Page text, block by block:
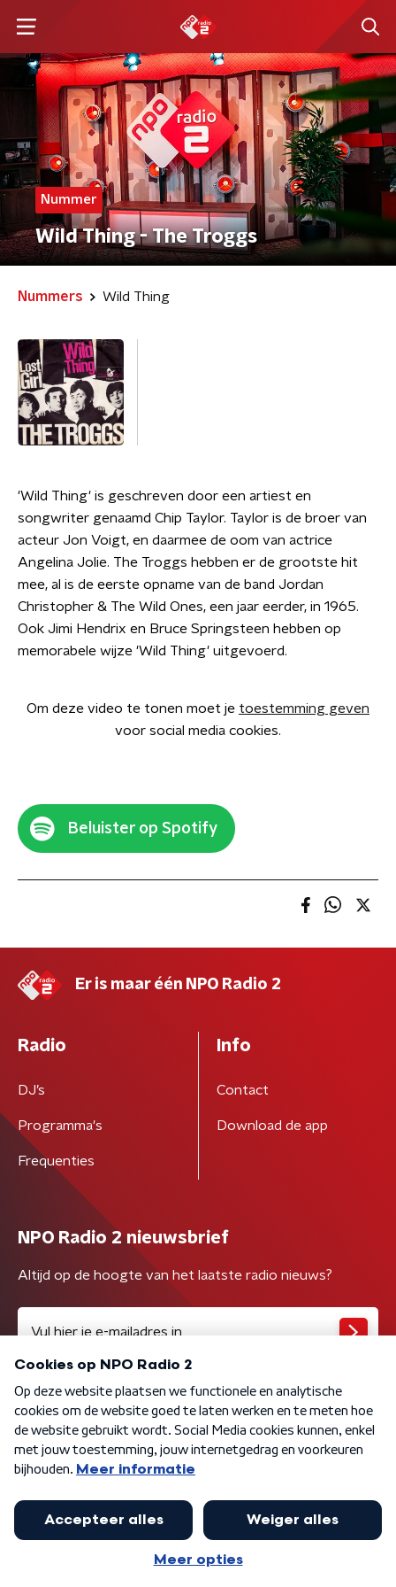
Nummer
Wild Thing - The Troggs
Nummers Wild Thing
'Wild Thing' is geschreven door een artiest en
songwriter genaamd Chip Taylor. Taylor is de broer van
acteur Jon Voigt, en daarmee de oom van actrice
Angelina Jolie. The Troggs hebben er de grootste hit
mee, al is de eerste opname van de band Jordan
Christopher & The Wild Ones, een jaar eerder, in 1965.
Ook Jimi Hendrix en Bruce Springsteen hebben op
memorabele wijze 'Wild Thing' uitgevoerd.
Om deze video te tonen moet je toestemming geven
voor social media cookies.
Beluister op Spotify
Er is maar één NPO Radio 2
Radio
DJ’s
Programma's
Frequenties
Info
Contact
Download de app
NPO Radio 2 nieuwsbrief
Altijd op de hoogte van het laatste radio nieuws?
Algemene voorwaarden